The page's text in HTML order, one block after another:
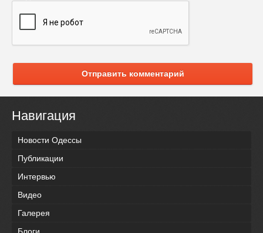
Отправить комментарий
Навигация
Новости Одессы
Публикации
Интервью
Видео
Галерея
Блоги